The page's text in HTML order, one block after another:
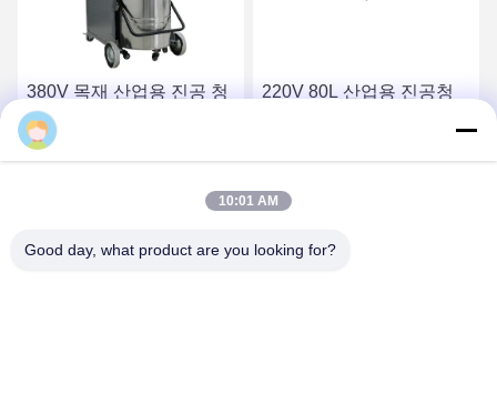
380V 목재 산업용 진공 청
소기 CE YSVC-3600
최고 가격 받기
220V 80L 산업용 진공청
10:01 AM
Good day, what product are you looking for?